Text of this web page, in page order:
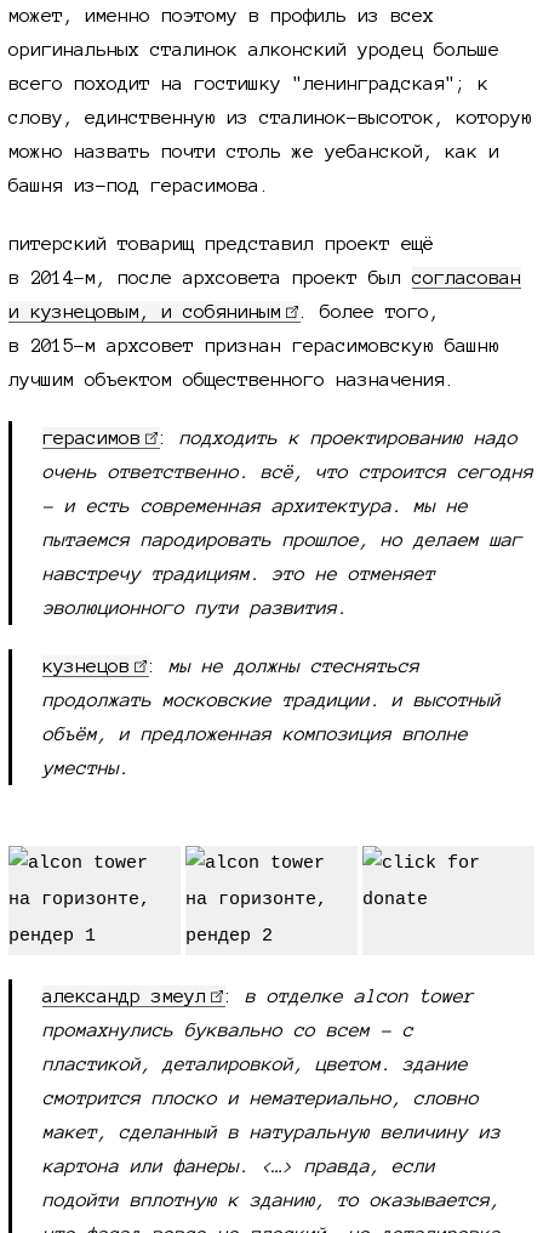
может, именно поэтому в профиль из всех
оригинальных сталинок алконский уродец больше
всего походит на гостишку "ленинградская"; к
слову, единственную из сталинок-высоток, которую
можно назвать почти столь же уебанской, как и
башня из-под герасимова.
питерский товарищ представил проект ещё
в 2014-м , после архсовета проект былсогласован
и кузнецовым, и собяниным
. более того,
в 2015-м архсовет признан герасимовскую башню
лучшим объектом общественного назначения.
герасимов : подходить к проектированию надо
очень ответственно. всё, что строится сегодня
- и есть современная архитектура. мы не
пытаемся пародировать прошлое, но делаем шаг
навстречу традициям. это не отменяет
эволюционного пути развития.
кузнецов : мы не должны стесняться
продолжать московские традиции. и высотный
объём, и предложенная композиция вполне
уместны.
александр змеул : в отделке alcon tower
промахнулись буквально со всем - с
пластикой, деталировкой, цветом. здание
смотрится плоско и нематериально, словно
макет, сделанный в натуральную величину из
картона или фанеры. <…> правда, если
подойти вплотную к зданию, то оказывается,